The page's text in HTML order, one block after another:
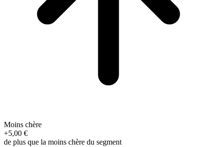
Moins chère
+5,00 €
de plus que la moins chère du segment